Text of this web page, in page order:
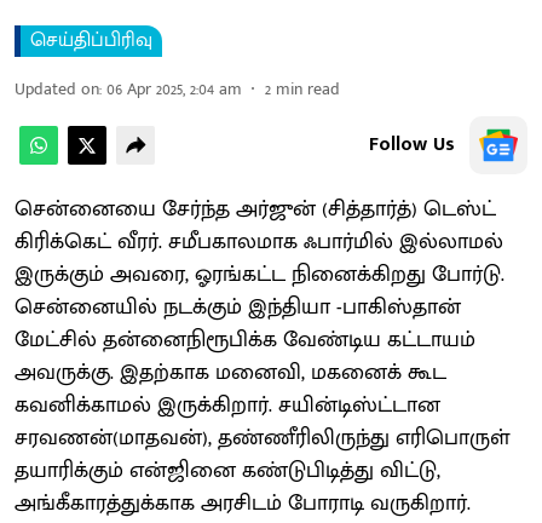
செய்திப்பிரிவு
Updated on:06 Apr 2025, 2:04 am 2 min read
Follow Us
சென்னையை சேர்ந்த அர்ஜுன் (சித்தார்த்) டெஸ்ட்
கிரிக்கெட் வீரர். சமீபகாலமாக ஃபார்மில் இல்லாமல்
இருக்கும் அவரை, ஓரங்கட்ட நினைக்கிறது போர்டு.
சென்னையில் நடக்கும் இந்தியா -பாகிஸ்தான்
மேட்சில் தன்னைநிரூபிக்க வேண்டிய கட்டாயம்
அவருக்கு. இதற்காக மனைவி, மகனைக் கூட
கவனிக்காமல் இருக்கிறார். சயின்டிஸ்ட்டான
சரவணன்(மாதவன்), தண்ணீரிலிருந்து எரிபொருள்
தயாரிக்கும் என்ஜினை கண்டுபிடித்து விட்டு,
அங்கீகாரத்துக்காக அரசிடம் போராடி வருகிறார்.